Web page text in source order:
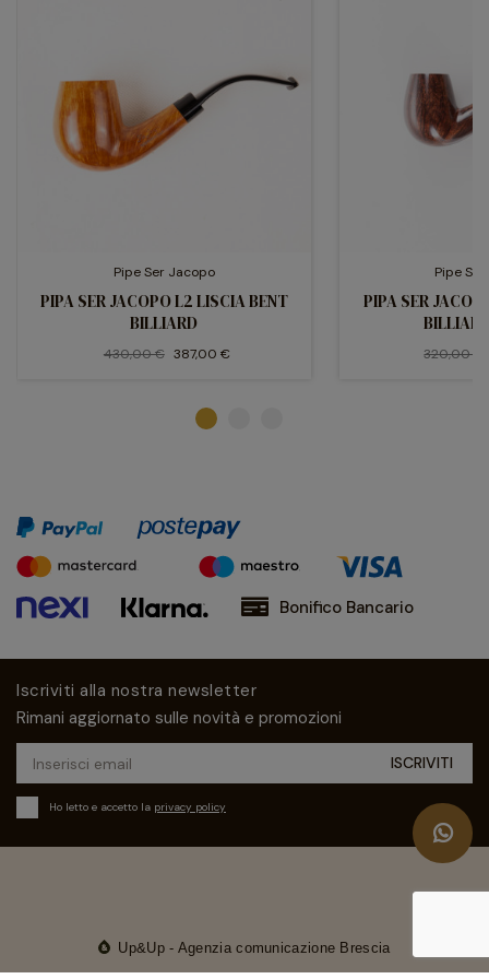
Pipe Ser Jacopo
PIPA SER JACOPO L2 LISCIA BENT
BILLIARD
430,00 € 387,00 €
Pipe
PIPA SER
320,00 €
Bonifico Bancario
Iscriviti alla nostra newsletter
Rimani aggiornato sulle novità e promozioni
Ho letto e accetto la privacy policy
Up&Up - Agenzia comunicazione Brescia